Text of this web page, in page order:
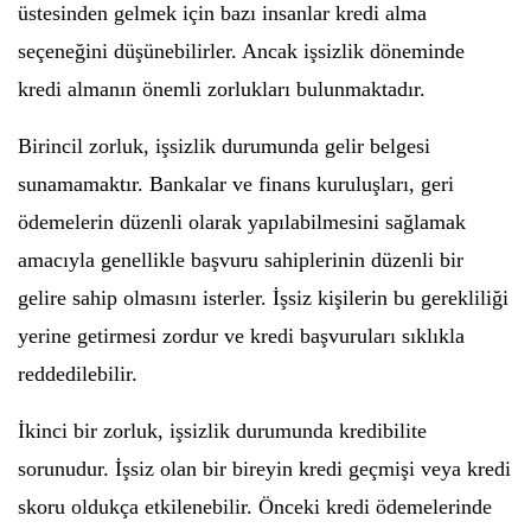
üstesinden gelmek için bazı insanlar kredi alma
seçeneğini düşünebilirler. Ancak işsizlik döneminde
kredi almanın önemli zorlukları bulunmaktadır.
Birincil zorluk, işsizlik durumunda gelir belgesi
sunamamaktır. Bankalar ve finans kuruluşları, geri
ödemelerin düzenli olarak yapılabilmesini sağlamak
amacıyla genellikle başvuru sahiplerinin düzenli bir
gelire sahip olmasını isterler. İşsiz kişilerin bu gerekliliği
yerine getirmesi zordur ve kredi başvuruları sıklıkla
reddedilebilir.
İkinci bir zorluk, işsizlik durumunda kredibilite
sorunudur. İşsiz olan bir bireyin kredi geçmişi veya kredi
skoru oldukça etkilenebilir. Önceki kredi ödemelerinde